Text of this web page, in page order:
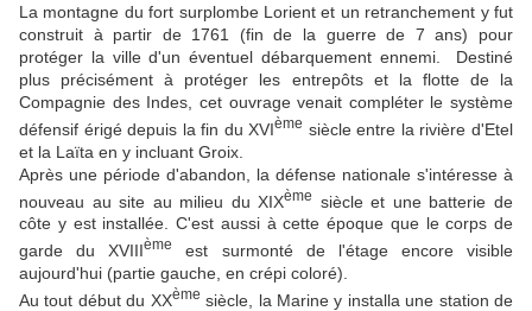
La montagne du fort surplombe Lorient et un retranchement y fut
construit à partir de 1761 (fin de la guerre de 7 ans) pour
protéger la ville d'un éventuel débarquement ennemi. Destiné
plus précisément à protéger les entrepôts et la flotte de la
Compagnie des Indes, cet ouvrage venait compléter le système
défensif érigé depuis la fin du XVIème siècle entre la rivière d'Etel
et la Laïta en y incluant Groix.
Après une période d'abandon, la défense nationale s'intéresse à
nouveau au site au milieu du XIXème
siècle et une batterie de
côte y est installée. C'est aussi à cette époque que le corps de
garde du XVIIIème
est surmonté de l'étage encore visible
aujourd'hui (partie gauche, en crépi coloré).
Au tout début du XXème siècle, la Marine y installa une station de